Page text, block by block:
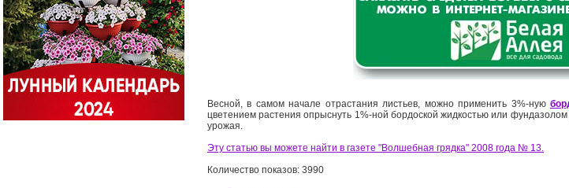
Весной, в самом начале отрастания листьев, можно применить 3%-ную
цветением растения опрыснуть 1%-ной бордоской жидкостью или
урожая.
Эту статью вы можете найти в газете "Волшебная грядка" 2008 года № 13.
Количество показов: 3990